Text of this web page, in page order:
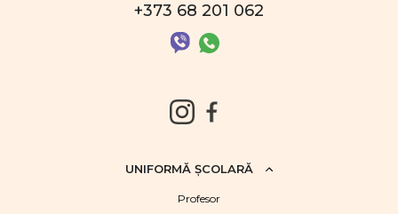
+373 68 201 062
UNIFORMĂ ŞCOLARĂ
Profesor